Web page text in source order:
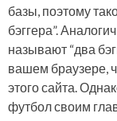
базы, поэтому
бэггера”.
называют “два
вашем браузере,
этого сайта.
футбол своим